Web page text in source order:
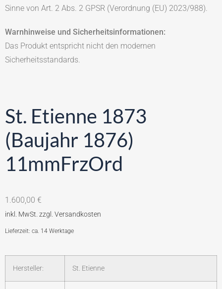
Sinne von Art. 2 Abs. 2 GPSR (Verordnung (EU) 2023/988).
Warnhinweise und Sicherheitsinformationen:
Das Produkt entspricht nicht den modernen
Sicherheitsstandards.
St. Etienne 1873
(Baujahr 1876)
11mmFrzOrd
1.600,00 €
Lieferzeit: ca. 14 Werktage
Hersteller: St. Etienne